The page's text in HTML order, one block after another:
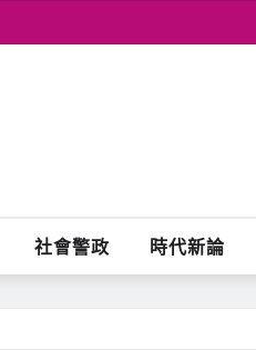
社會警政 時代新論